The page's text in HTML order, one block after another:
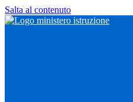
Salta al contenuto